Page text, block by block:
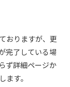
おりますが、更
完了している場
ず詳細ページか
ます。